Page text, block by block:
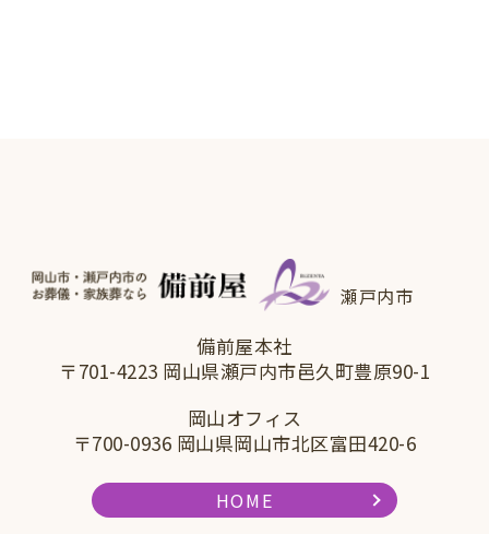
瀬戸内市
備前屋本社
〒701-4223 岡山県瀬戸内市邑久町豊原90-1
岡山オフィス
〒700-0936 岡山県岡山市北区富田420-6
HOME